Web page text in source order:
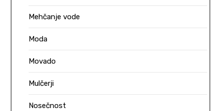
Mehčanje vode
Moda
Movado
Mulčerji
Nosečnost